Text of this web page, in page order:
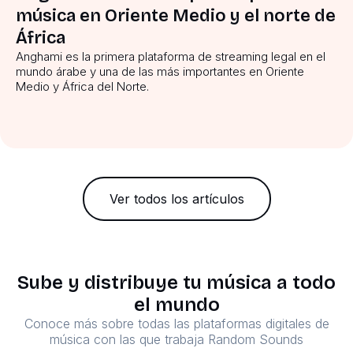
música en Oriente Medio y el norte de
África
Anghami es la primera plataforma de streaming legal en el
mundo árabe y una de las más importantes en Oriente
Medio y África del Norte.
Ver todos los artículos
Sube y distribuye tu música a todo
el mundo
Conoce más sobre todas las plataformas digitales de
música con las que trabaja Random Sounds